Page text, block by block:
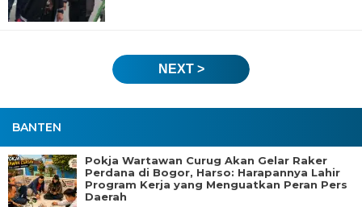
BANTEN
Pokja Wartawan Curug Akan Gelar Raker
Perdana di Bogor, Harso: Harapannya Lahir
Program Kerja yang Menguatkan Peran Pers
Daerah
NEXT >